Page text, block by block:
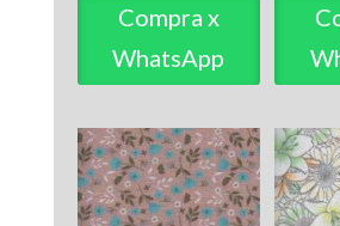
Compra x
WhatsApp